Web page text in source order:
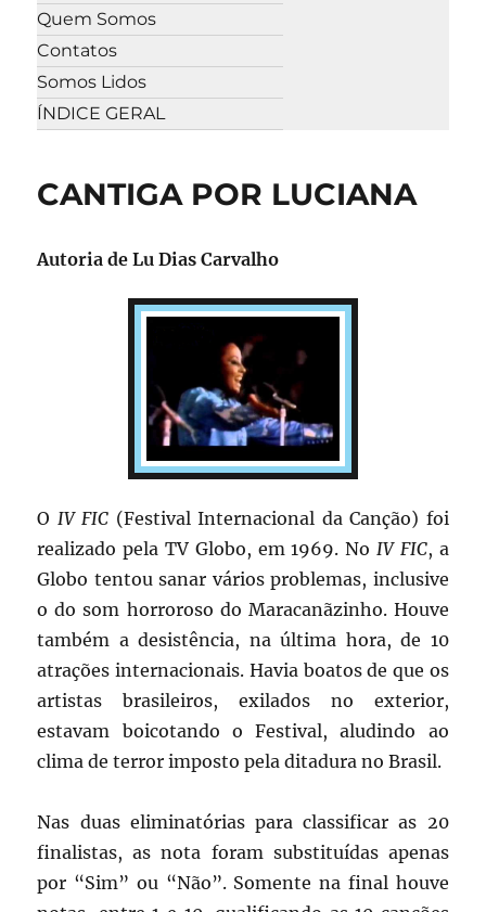
Quem Somos
Contatos
Somos Lidos
ÍNDICE GERAL
CANTIGA POR LUCIANA
Autoria deLu Dias Carvalho
O IV FIC (Festival Internacional da Canção) foi
realizado pela TV Globo, em 1969. No IV FIC, a
Globo tentou sanar vários problemas, inclusive
o do som horroroso do Maracanãzinho. Houve
também a desistência, na última hora, de 10
atrações internacionais. Havia boatos de que os
artistas brasileiros, exilados no exterior,
estavam boicotando o Festival, aludindo ao
clima de terror imposto pela ditadura no Brasil.
Nas duas eliminatórias para classificar as 20
finalistas, as nota foram substituídas apenas
por “Sim” ou “Não”. Somente na final houve